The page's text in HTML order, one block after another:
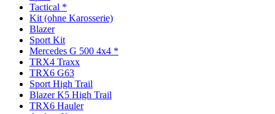
Tactical *
Kit (ohne Karosserie)
Blazer
Sport Kit
Mercedes G 500 4x4 *
TRX4 Traxx
TRX6 G63
Sport High Trail
Blazer K5 High Trail
TRX6 Hauler